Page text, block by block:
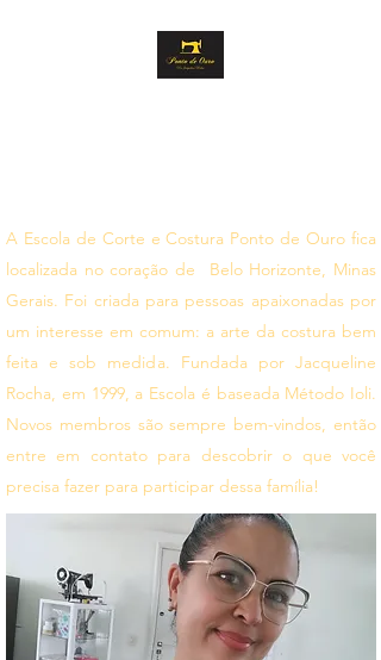
A Escola de Corte e Costura Ponto de Ouro fica
localizada no coração de Belo Horizonte, Minas
Gerais. Foi criada para pessoas apaixonadas por
um interesse em comum: a arte da costura bem
feita e sob medida. Fundada por Jacqueline
Rocha, em 1999, a Escola é baseada Método Ioli.
Novos membros são sempre bem-vindos, então
entre em contato para descobrir o que você
precisa fazer para participar dessa família!